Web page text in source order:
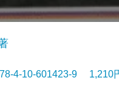
4-10-601423-9 1,210